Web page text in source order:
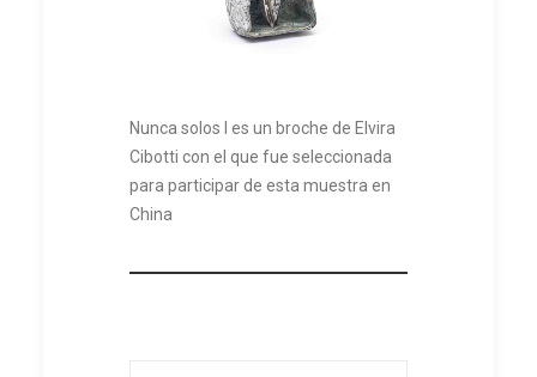
Nunca solos I es un broche de Elvira
Cibotti con el que fue seleccionada
para participar de esta muestra en
China